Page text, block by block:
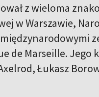
z wieloma
w Warszawie,
de Marseille. Jego
Łukasz